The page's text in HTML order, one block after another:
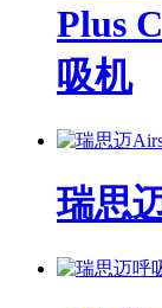
Plus
吸机
瑞思